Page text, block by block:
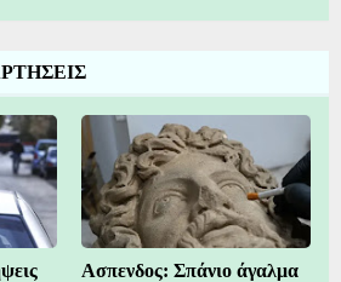
Ασπενδος: Σπάνιο άγαλμα